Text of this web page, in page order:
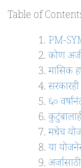
Table of
PM-
कोण
मासिक
६०
मधेच
या